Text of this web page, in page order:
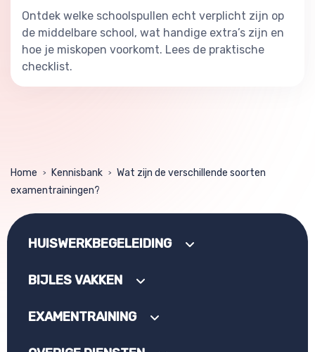
Ontdek welke schoolspullen echt verplicht zijn op
de middelbare school, wat handige extra’s zijn en
hoe je miskopen voorkomt. Lees de praktische
checklist.
Home > Kennisbank >
Wat zijn de verschillende soorten
examentrainingen?
HUISWERKBEGELEIDING
BIJLES VAKKEN
EXAMENTRAINING